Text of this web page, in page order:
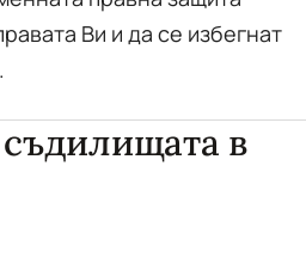
Ви и да се избегнат
в